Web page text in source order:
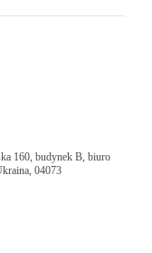
160, budynek B, biuro
04073